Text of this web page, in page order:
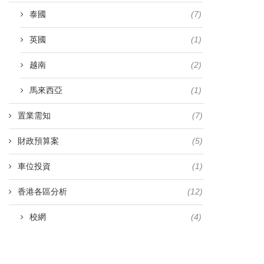
泰國 (7)
英國 (1)
越南 (2)
馬來西亞 (1)
置業需知 (7)
財政預算案 (5)
車位投資 (1)
香港各區分析 (12)
校網 (4)